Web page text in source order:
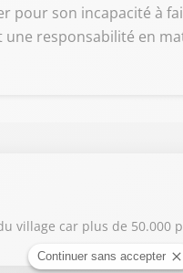
pour son incapacité à
responsabilité en
village car plus de